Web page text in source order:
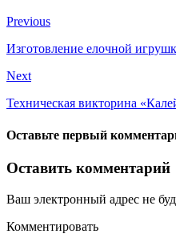
Previous
Изготовление елочной
Next
Техническая викторина
Оставьте первый
Оставить комментарий
Ваш электронный адрес не
Комментировать